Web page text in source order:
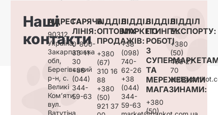
Наші
контакти
АДРЕСА:
90312,
Україна,
Закарпатська
обл,
Берегівський
р-н, с.
Великі
Ком’яти,
вул.
Ватутіна,
ГАРЯЧА
ЛІНІЯ:
0-800-
33-11-
30
+38
(044)
344-
59-63
ВІДДІЛ
ОПТОВИХ
ПРОДАЖІВ:
+380
(67)
310 16
88
+380
(50)
921 37
ВІДДІЛ
МАРКЕТИНГУ:
+38
(098)
740-
62-26
+38
(044)
344-
59-63
ВІДДІЛ
ПО
РОБОТІ
З
ТА
МЕРЕЖЕВИМИ
МАГАЗИНАМИ:
+380
(50)
ВІДДІЛ
ЕКСПОРТУ:
+380
(50)
468 27
70